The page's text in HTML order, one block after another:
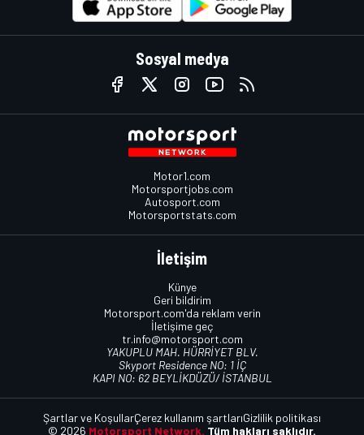
Sosyal medya
Motor1.com
Motorsportjobs.com
Autosport.com
Motorsportstats.com
İletişim
Künye
Geri bildirim
Motorsport.com'da reklam verin
İletişime geç
tr.info@motorsport.com
YAKUPLU MAH. HÜRRİYET BLV.
Skyport Residence NO: 1 İÇ
KAPI NO: 62 BEYLİKDÜZÜ/ İSTANBUL
© 2026 Motorsport Network. Tüm hakları saklıdır.
Şartlar ve KoşullarÇerez kullanım şartlarıGizlilik politikası